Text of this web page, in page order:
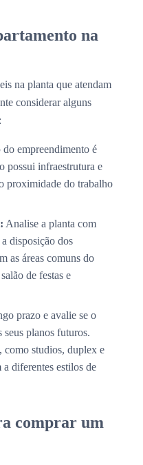
na
na planta que atendam
considerar alguns
empreendimento é
possui infraestrutura e
proximidade do trabalho
Analise a planta com
disposição dos
as áreas comuns do
de festas e
prazo e avalie se o
seus planos futuros.
como studios, duplex e
a diferentes estilos de
comprar um